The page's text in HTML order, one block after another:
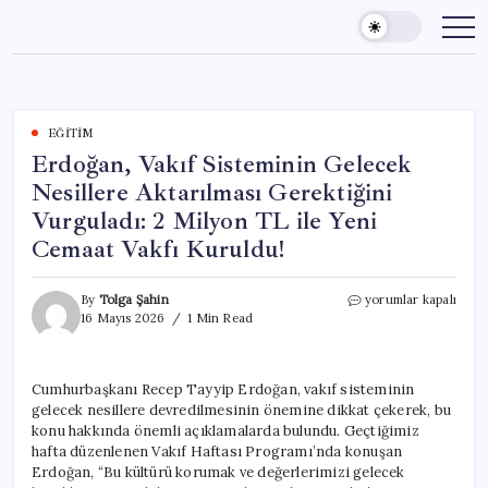
content
EĞITIM
Erdoğan, Vakıf Sisteminin Gelecek
Nesillere Aktarılması Gerektiğini
Vurguladı: 2 Milyon TL ile Yeni
Cemaat Vakfı Kuruldu!
By Tolga Şahin
16 Mayıs 2026
1 Min Read
Erdoğan,
Aktarılması
Gerektiğini
Vurguladı:
2
Milyon
TL
yorumlar kapalı
Cumhurbaşkanı Recep Tayyip Erdoğan, vakıf sisteminin
gelecek nesillere devredilmesinin önemine dikkat çekerek, bu
konu hakkında önemli açıklamalarda bulundu. Geçtiğimiz
hafta düzenlenen Vakıf Haftası Programı’nda konuşan
Erdoğan, “Bu kültürü korumak ve değerlerimizi gelecek